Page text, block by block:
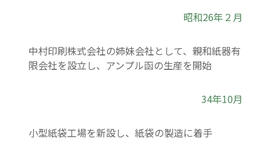
昭和26年２月
中村印刷株式会社の姉妹会社として、親和紙器有
限会社を設立し、アンプル函の生産を開始
34年10月
小型紙袋工場を新設し、紙袋の製造に着手